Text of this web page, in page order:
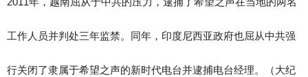
工作人员并判处三年监禁。同年，印度尼西亚政府也屈从中共强
行关闭了隶属于希望之声的新时代电台并逮捕电台经理。（大纪